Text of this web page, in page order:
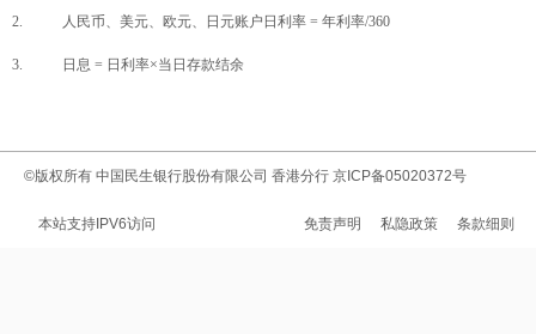
2. 人民币、美元、欧元、日元账户日利率 = 年利率/360
3. 日息 = 日利率×当日存款结余
©版权所有 中国民生银行股份有限公司 香港分行 京ICP备05020372号
本站支持IPV6访问 免责声明 私隐政策 条款细则